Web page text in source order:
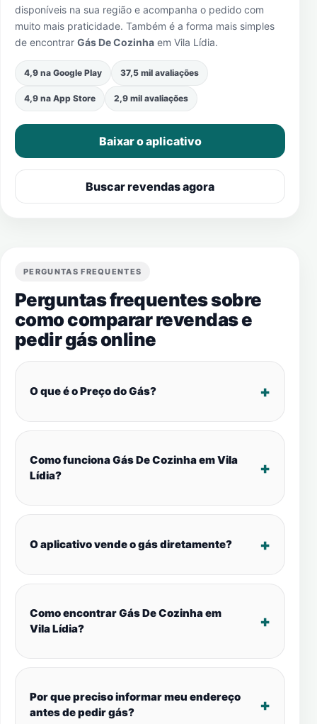
disponíveis na sua região e acompanha o pedido com
muito mais praticidade. Também é a forma mais simples
de encontrar Gás De Cozinha em Vila Lídia.
4,9 na Google Play 37,5 mil avaliações
4,9 na App Store 2,9 mil avaliações
Baixar o aplicativo
Buscar revendas agora
PERGUNTAS FREQUENTES
Perguntas frequentes sobre
como comparar revendas e
pedir gás online
O que é o Preço do Gás?
Como funciona Gás De Cozinha em Vila
Lídia?
O aplicativo vende o gás diretamente?
Como encontrar Gás De Cozinha em
Vila Lídia?
Por que preciso informar meu endereço
antes de pedir gás?